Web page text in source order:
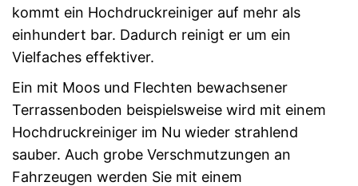
kommt ein Hochdruckreiniger auf mehr als
einhundert bar. Dadurch reinigt er um ein
Vielfaches effektiver.
Ein mit Moos und Flechten bewachsener
Terrassenboden beispielsweise wird mit einem
Hochdruckreiniger im Nu wieder strahlend
sauber. Auch grobe Verschmutzungen an
Fahrzeugen werden Sie mit einem